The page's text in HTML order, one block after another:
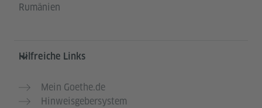
Rumänien
Hilfreiche Links
Mein Goethe.de
Hinweisgebersystem